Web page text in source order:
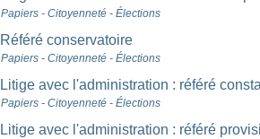
Papiers - Citoyenneté - Élections
Référé conservatoire
Papiers - Citoyenneté - Élections
Litige avec l'administration : référé
Papiers - Citoyenneté - Élections
Litige avec l'administration : référé